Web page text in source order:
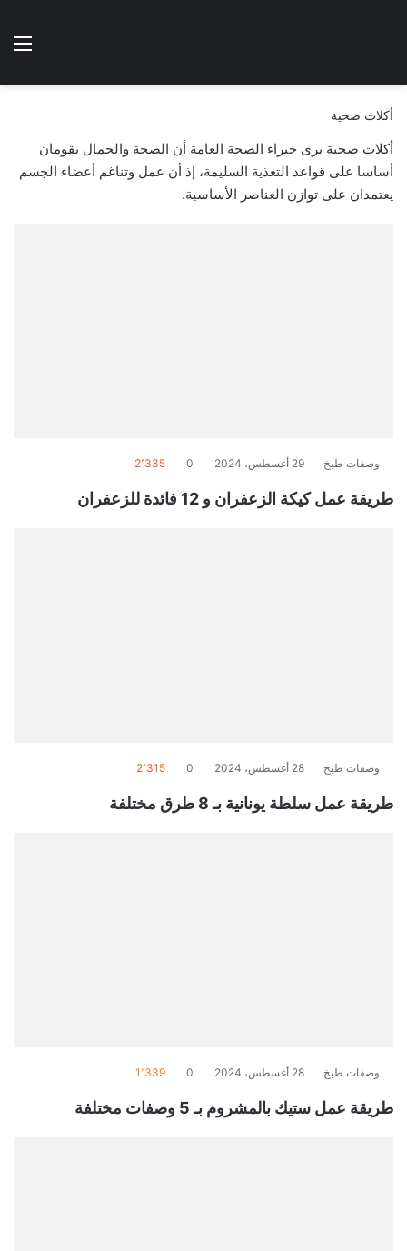
الوضع
أكلات صحية
أكلات صحية يرى خبراء الصحة العامة أن الصحة والجمال يقومان
أساسا على قواعد التغذية السليمة، إذ أن عمل وتناغم أعضاء الجسم
يعتمدان على توازن العناصر الأساسية.
وصفات طبخ 29 أغسطس، 2024 0 2٬335
طريقة عمل كيكة الزعفران و 12 فائدة للزعفران
وصفات طبخ 28 أغسطس، 2024 0 2٬315
طريقة عمل سلطة يونانية بـ 8 طرق مختلفة
وصفات طبخ 28 أغسطس، 2024 0 1٬339
طريقة عمل ستيك بالمشروم بـ 5 وصفات مختلفة